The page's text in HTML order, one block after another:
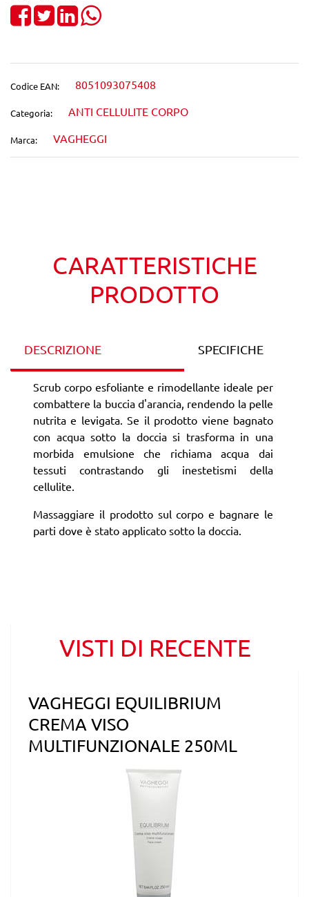
Share on Facebook
TweetShare on LinkedIn
Codice EAN: 8051093075408
Categoria: ANTI CELLULITE CORPO
Marca: VAGHEGGI
CARATTERISTICHE
PRODOTTO
DESCRIZIONE SPECIFICHE
Scrub corpo esfoliante e rimodellante ideale per
combattere la buccia d'arancia, rendendo la pelle
nutrita e levigata. Se il prodotto viene bagnato
con acqua sotto la doccia si trasforma in una
morbida emulsione che richiama acqua dai
tessuti contrastando gli inestetismi della
cellulite.
Massaggiare il prodotto sul corpo e bagnare le
parti dove è stato applicato sotto la doccia.
VISTI DI RECENTE
VAGHEGGI EQUILIBRIUM
CREMA VISO
MULTIFUNZIONALE 250ML